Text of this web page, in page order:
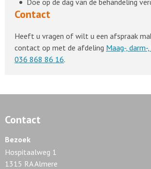
Doe op de dag van de behandeling
Contact
Heeft u vragen of wilt u een afspraak
contact op met de afdeling Maag-,
036 868 86 16.
Contact
Bezoek
Hospitaalweg 1
1315 RA Almere